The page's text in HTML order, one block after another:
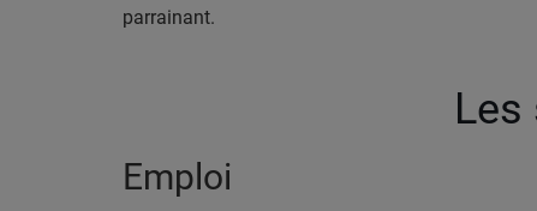
parrainant.
Les
Emploi